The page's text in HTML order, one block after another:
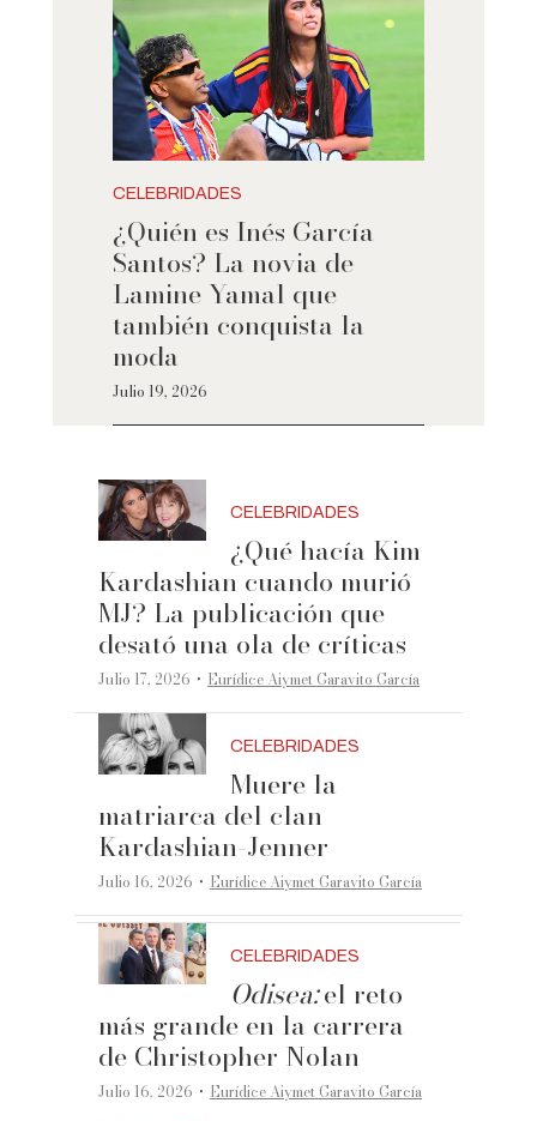
CELEBRIDADES
¿Quién es Inés García
Santos? La novia de
Lamine Yamal que
también conquista la
moda
Julio 19, 2026
CELEBRIDADES
¿Qué hacía Kim
Kardashian cuando murió
MJ? La publicación que
desató una ola de críticas
Julio 17, 2026 ·Eurídice Aiymet Garavito García
CELEBRIDADES
Muere la
matriarca del clan
Kardashian-Jenner
Julio 16, 2026 ·Eurídice Aiymet Garavito García
CELEBRIDADES
Odisea:el reto
más grande en la carrera
de Christopher Nolan
Julio 16, 2026 ·Eurídice Aiymet Garavito García